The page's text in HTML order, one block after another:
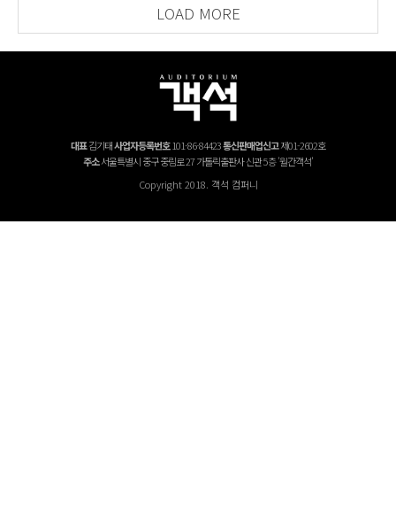
LOAD MORE
대표김기태사업자등록번호101-86-84423통신판매업신고제01-2602호
주소서울특별시 중구 중림로 27 가톨릭출판사 신관 5층 '월간객석'
Copyright 2018. 객석 컴퍼니